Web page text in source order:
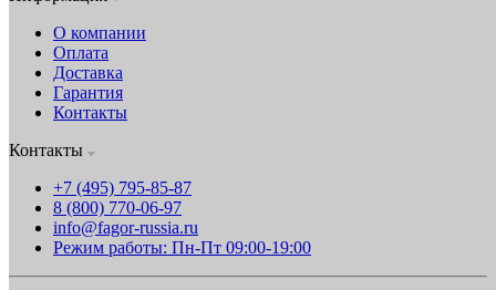
О компании
Оплата
Доставка
Гарантия
Контакты
Контакты
+7 (495) 795-85-87
8 (800) 770-06-97
info@fagor-russia.ru
Режим работы: Пн-Пт 09:00-19:00